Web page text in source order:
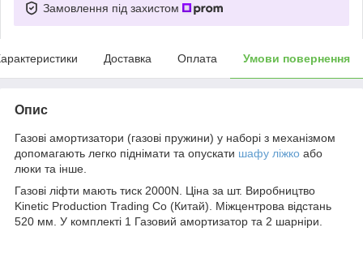
Замовлення під захистом
Доставка Оплата Умови повернення
Опис
Газові амортизатори (газові пружини) у наборі з механізмом
допомагають легко піднімати та опускати шафу ліжко або
люки та інше.
Газові ліфти мають тиск 2000N. Ціна за шт. Виробництво
Kinetic Production Trading Co (Китай). Міжцентрова відстань
520 мм. У комплекті 1 Газовий амортизатор та 2 шарніри.